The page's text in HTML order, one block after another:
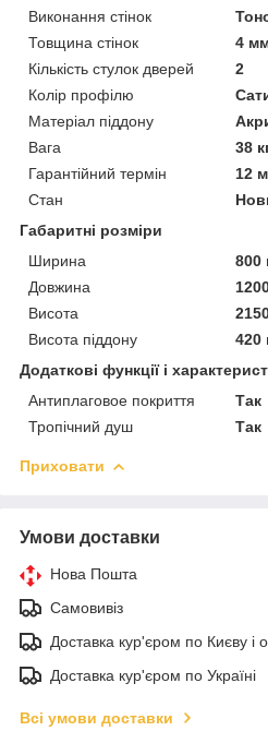
Виконання стінок
Товщина стінок
4
Кількість стулок дверей
2
Колір профілю
Матеріал піддону
Вага
38
Гарантійний термін
12
Стан
Габаритні розміри
Ширина
800
Довжина
Висота
Висота піддону
420
Додаткові функції і
Антиплаговое покриття
Так
Тропічний душ
Так
Приховати
Умови доставки
Нова Пошта
Самовивіз
Доставка кур'єром по Києву і
Доставка кур'єром по Україні
Всі умови доставки